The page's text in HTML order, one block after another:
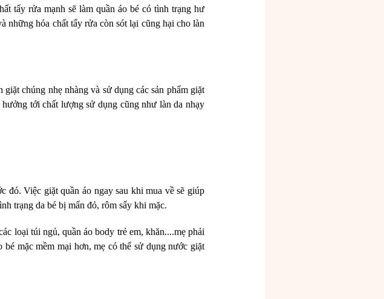
tẩy rửa mạnh sẽ làm quần áo bé có tình trạng hư
những hóa chất tẩy rửa còn sót lại cũng hại cho làn
chúng nhẹ nhàng và sử dụng các sản phẩm giặt
tới chất lượng sử dụng cũng như làn da nhạy
đó. Việc giặt quần áo ngay sau khi mua về sẽ giúp
trạng da bé bị mẩn đỏ, rôm sẩy khi mặc.
loại túi ngủ, quần áo body trẻ em, khăn....mẹ phải
mặc mềm mại hơn, mẹ có thể sử dụng nước giặt